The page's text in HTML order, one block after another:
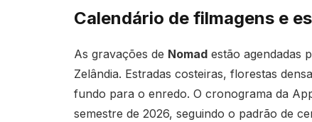
Calendário de filmagens e
As gravações de Nomadestão agendadas
Zelândia. Estradas costeiras, florestas
fundo para o enredo. O cronograma da
semestre de 2026, seguindo o padrão de